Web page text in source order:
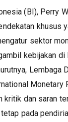
(BI), Perry
khusus
sektor
kebijakan di
Lembaga
Monetary
kritik dan saran
pada